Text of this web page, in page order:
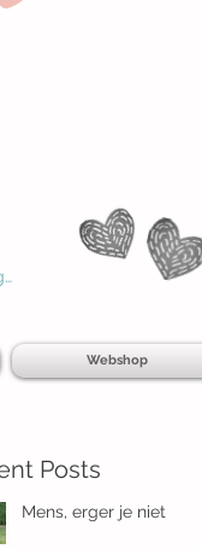
Webshop
Posts
Mens, erger je niet